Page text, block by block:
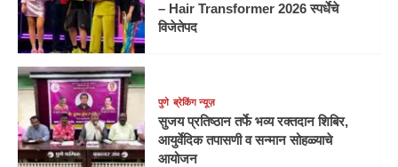
– Hair Transformer 2026 स्पर्धेचे
विजेतेपद
पुणे ब्रेकिंग न्यूज़
सुजय प्रतिष्ठान तर्फे भव्य रक्तदान शिबिर,
आयुर्वेदिक तपासणी व सन्मान सोहळ्याचे
आयोजन